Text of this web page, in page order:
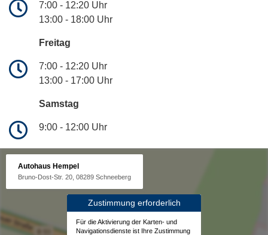
7:00 - 12:20 Uhr
13:00 - 18:00 Uhr
Freitag
7:00 - 12:20 Uhr
13:00 - 17:00 Uhr
Samstag
9:00 - 12:00 Uhr
Autohaus Hempel
Bruno-Dost-Str. 20, 08289 Schneeberg
Zustimmung erforderlich
Für die Aktivierung der Karten- und
Navigationsdienste ist Ihre Zustimmung